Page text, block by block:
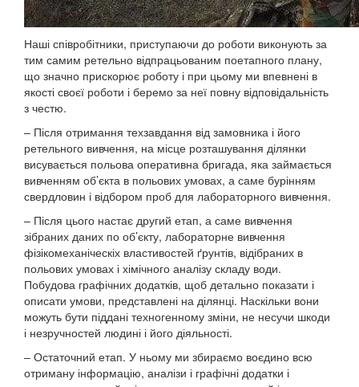
Наші співробітники, приступаючи до роботи виконують за
тим самим ретельно відпрацьованим поетапного плану,
що значно прискорює роботу і при цьому ми впевнені в
якості своєї роботи і беремо за неї повну відповідальність
з честю.
– Після отримання техзавдання від замовника і його
ретельного вивчення, на місце розташування ділянки
висувається польова оперативна бригада, яка займається
вивченням об’єкта в польових умовах, а саме бурінням
свердловин і відбором проб для лабораторного вивчення.
– Після цього настає другий етап, а саме вивчення
зібраних даних по об’єкту, лабораторне вивчення
фізікомеханіческіх властивостей ґрунтів, відібраних в
польових умовах і хімічного аналізу складу води.
Побудова графічних додатків, щоб детально показати і
описати умови, представлені на ділянці. Наскільки вони
можуть бути піддані техногенному зміни, не несучи шкоди
і незручностей людині і його діяльності.
– Остаточний етап. У ньому ми збираємо воєдино всю
отриману інформацію, аналізи і графічні додатки і